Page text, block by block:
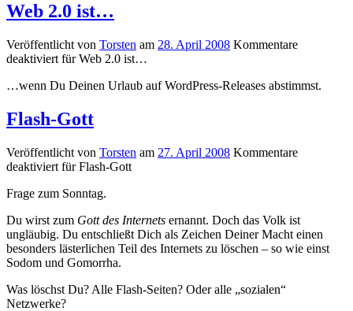
Web 2.0 ist…
Veröffentlicht von Torsten am 28. April 2008 Kommentare
deaktiviert für Web 2.0 ist…
…wenn Du Deinen Urlaub auf WordPress-Releases abstimmst.
Flash-Gott
Veröffentlicht von Torsten am 27. April 2008 Kommentare
deaktiviert für Flash-Gott
Frage zum Sonntag.
Du wirst zum Gott des Internets ernannt. Doch das Volk ist
ungläubig. Du entschließt Dich als Zeichen Deiner Macht einen
besonders lästerlichen Teil des Internets zu löschen – so wie einst
Sodom und Gomorrha.
Was löschst Du? Alle Flash-Seiten? Oder alle „sozialen“
Netzwerke?